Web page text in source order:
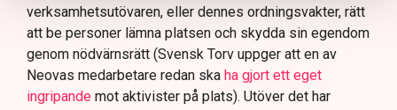
verksamhetsutövaren, eller dennes ordningsvakter, rätt
att be personer lämna platsen och skydda sin egendom
genom nödvärnsrätt (Svensk Torv uppger att en av
Neovas medarbetare redan ska ha gjort ett eget
ingripande mot aktivister på plats). Utöver det har